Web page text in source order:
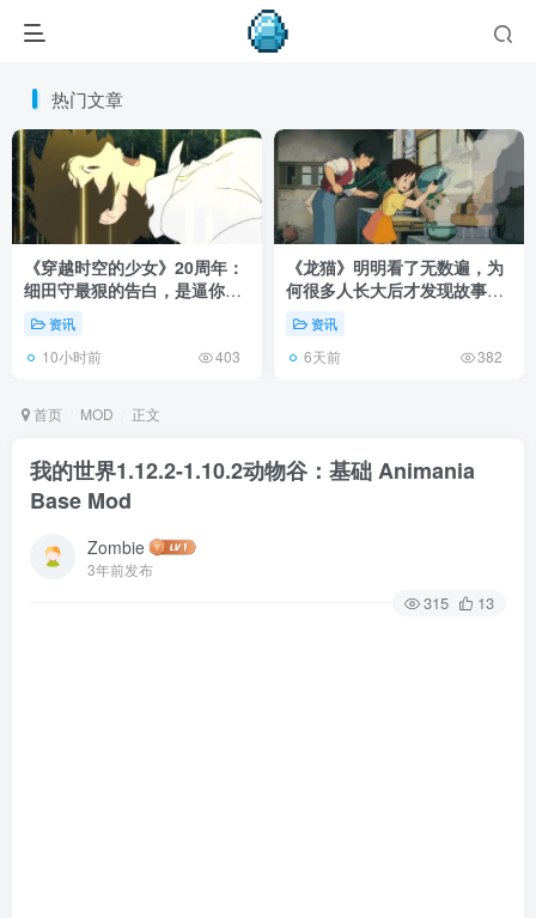
热门文章
《穿越时空的少女》20周年：
细田守最狠的告白，是逼你承
认有些夏天回不去了！
资讯
10小时前 403
《龙猫》明明看了无数遍，为
何很多人长大后才发现故事根
本不在 1988 年！
资讯
6天前 382
首页 MOD 正文
我的世界1.12.2-1.10.2动物谷：基础 Animania
Base Mod
Zombie
3年前发布
315 13